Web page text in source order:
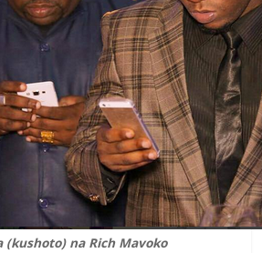
(kushoto) na Rich Mavoko